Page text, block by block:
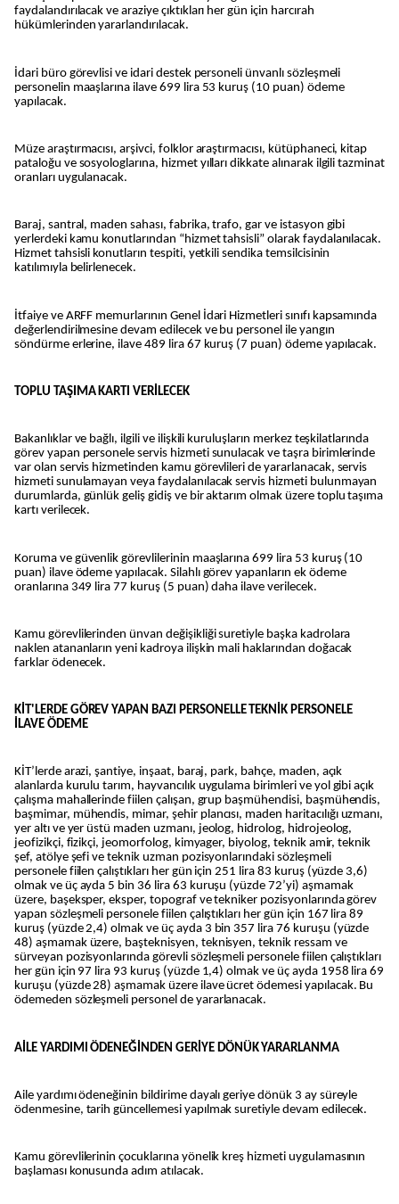
faydalandırılacak ve araziye çıktıkları her gün için harcırah
hükümlerinden yararlandırılacak.
İdari büro görevlisi ve idari destek personeli ünvanlı sözleşmeli
personelin maaşlarına ilave 699 lira 53 kuruş (10 puan) ödeme
yapılacak.
Müze araştırmacısı, arşivci, folklor araştırmacısı, kütüphaneci, kitap
pataloğu ve sosyologlarına, hizmet yılları dikkate alınarak ilgili tazminat
oranları uygulanacak.
Baraj, santral, maden sahası, fabrika, trafo, gar ve istasyon gibi
yerlerdeki kamu konutlarından “hizmet tahsisli” olarak faydalanılacak.
Hizmet tahsisli konutların tespiti, yetkili sendika temsilcisinin
katılımıyla belirlenecek.
İtfaiye ve ARFF memurlarının Genel İdari Hizmetleri sınıfı kapsamında
değerlendirilmesine devam edilecek ve bu personel ile yangın
söndürme erlerine, ilave 489 lira 67 kuruş (7 puan) ödeme yapılacak.
TOPLU TAŞIMA KARTI VERİLECEK
Bakanlıklar ve bağlı, ilgili ve ilişkili kuruluşların merkez teşkilatlarında
görev yapan personele servis hizmeti sunulacak ve taşra birimlerinde
var olan servis hizmetinden kamu görevlileri de yararlanacak, servis
hizmeti sunulamayan veya faydalanılacak servis hizmeti bulunmayan
durumlarda, günlük geliş gidiş ve bir aktarım olmak üzere toplu taşıma
kartı verilecek.
Koruma ve güvenlik görevlilerinin maaşlarına 699 lira 53 kuruş (10
puan) ilave ödeme yapılacak. Silahlı görev yapanların ek ödeme
oranlarına 349 lira 77 kuruş (5 puan) daha ilave verilecek.
Kamu görevlilerinden ünvan değişikliği suretiyle başka kadrolara
naklen atananların yeni kadroya ilişkin mali haklarından doğacak
farklar ödenecek.
KİT'LERDE GÖREV YAPAN BAZI PERSONELLE TEKNİK PERSONELE
İLAVE ÖDEME
KİT’lerde arazi, şantiye, inşaat, baraj, park, bahçe, maden, açık
alanlarda kurulu tarım, hayvancılık uygulama birimleri ve yol gibi açık
çalışma mahallerinde fiilen çalışan, grup başmühendisi, başmühendis,
başmimar, mühendis, mimar, şehir plancısı, maden haritacılığı uzmanı,
yer altı ve yer üstü maden uzmanı, jeolog, hidrolog, hidrojeolog,
jeofizikçi, fizikçi, jeomorfolog, kimyager, biyolog, teknik amir, teknik
şef, atölye şefi ve teknik uzman pozisyonlarındaki sözleşmeli
personele fiilen çalıştıkları her gün için 251 lira 83 kuruş (yüzde 3,6)
olmak ve üç ayda 5 bin 36 lira 63 kuruşu (yüzde 72’yi) aşmamak
üzere, başeksper, eksper, topograf ve tekniker pozisyonlarında görev
yapan sözleşmeli personele fiilen çalıştıkları her gün için 167 lira 89
kuruş (yüzde 2,4) olmak ve üç ayda 3 bin 357 lira 76 kuruşu (yüzde
48) aşmamak üzere, başteknisyen, teknisyen, teknik ressam ve
sürveyan pozisyonlarında görevli sözleşmeli personele fiilen çalıştıkları
her gün için 97 lira 93 kuruş (yüzde 1,4) olmak ve üç ayda 1958 lira 69
kuruşu (yüzde 28) aşmamak üzere ilave ücret ödemesi yapılacak. Bu
ödemeden sözleşmeli personel de yararlanacak.
AİLE YARDIMI ÖDENEĞİNDEN GERİYE DÖNÜK YARARLANMA
Aile yardımı ödeneğinin bildirime dayalı geriye dönük 3 ay süreyle
ödenmesine, tarih güncellemesi yapılmak suretiyle devam edilecek.
Kamu görevlilerinin çocuklarına yönelik kreş hizmeti uygulamasının
başlaması konusunda adım atılacak.